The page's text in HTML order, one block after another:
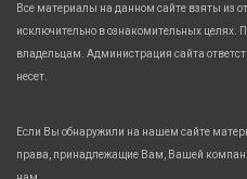
Все материалы на данном сайте взяты из
исключительно в ознакомительных
владельцам. Администрация сайта
несет.
Если Вы обнаружили на нашем сайте
права, принадлежащие Вам, Вашей